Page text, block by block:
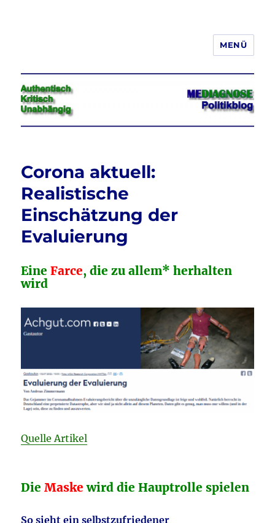
Jeder hat das Recht, seine
Meinung in Wort, Schrift und Bild
frei zu äußern und zu verbreiten
MENÜ
Corona aktuell:
Realistische
Einschätzung der
Evaluierung
EineFarce, die zu allem* herhalten
wird
Quelle Artikel
DieMaske wird die Hauptrolle spielen
So sieht ein selbstzufriedener